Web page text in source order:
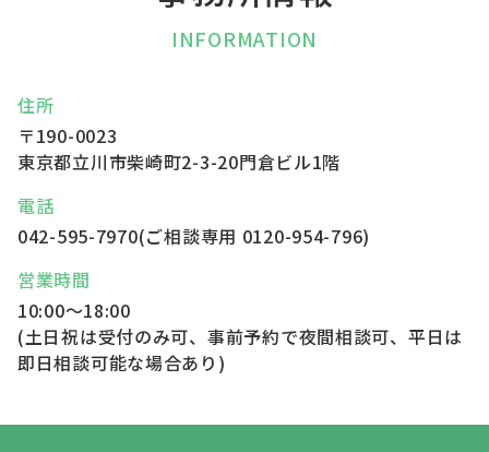
INFORMATION
住所
〒190-0023
東京都立川市柴崎町2-3-20門倉ビル1階
電話
042-595-7970(ご相談専用 0120-954-796)
営業時間
10:00～18:00
(土日祝は受付のみ可、事前予約で夜間相談可、平日は
即日相談可能な場合あり)